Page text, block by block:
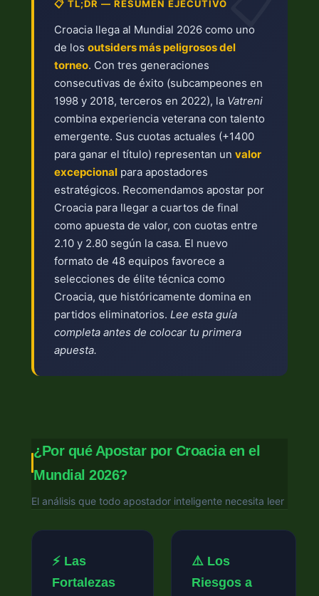
📋 TL;DR — RESUMEN EJECUTIVO
Croacia llega al Mundial 2026 como uno
de los outsiders más peligrosos del
torneo. Con tres generaciones
consecutivas de éxito (subcampeones en
1998 y 2018, terceros en 2022), la Vatreni
combina experiencia veterana con talento
emergente. Sus cuotas actuales (+1400
para ganar el título) representan un valor
excepcional para apostadores
estratégicos. Recomendamos apostar por
Croacia para llegar a cuartos de final
como apuesta de valor, con cuotas entre
2.10 y 2.80 según la casa. El nuevo
formato de 48 equipos favorece a
selecciones de élite técnica como
Croacia, que históricamente domina en
partidos eliminatorios. Lee esta guía
completa antes de colocar tu primera
apuesta.
¿Por qué Apostar por Croacia en el
Mundial 2026?
El análisis que todo apostador inteligente necesita leer
⚡ Las
Fortalezas
⚠️ Los
Riesgos a